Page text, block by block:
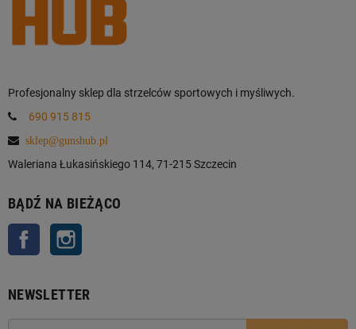
Profesjonalny sklep dla strzelców sportowych i myśliwych.
690 915 815
sklep@gunshub.pl
Waleriana Łukasińskiego 114, 71-215 Szczecin
BĄDŹ NA BIEŻĄCO
Facebook
NEWSLETTER